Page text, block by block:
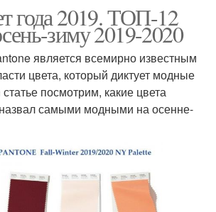
года 2019. ТОП-12
зиму 2019-2020
является всемирно известным
цвета, который диктует модные
посмотрим, какие цвета
назвал самыми модными на осенне-